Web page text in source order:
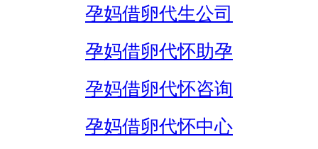
孕妈借卵代生公司
孕妈借卵代怀助孕
孕妈借卵代怀咨询
孕妈借卵代怀中心